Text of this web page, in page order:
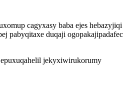
cagyxasy baba ejes hebazyjiqi
pabyqitaxe duqaji ogopakajipadafec
jekyxiwirukorumy